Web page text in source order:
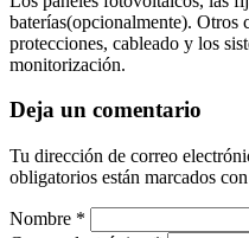
baterías(opcionalmente). Otros
protecciones, cableado y los
monitorización.
Deja un comentario
Tu dirección de correo
obligatorios están marcados con
Nombre *